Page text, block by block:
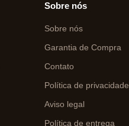
Sobre nós
Sobre nós
Garantia de Compra
Contato
Política de privacidade
Aviso legal
Política de entrega